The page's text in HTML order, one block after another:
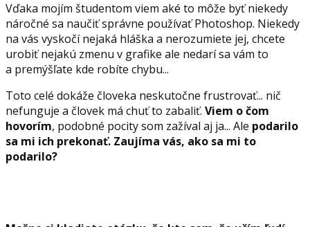
Vďaka mojím študentom viem aké to môže byť niekedy
náročné sa naučiť správne používať Photoshop. Niekedy
na vás vyskočí nejaká hláška a nerozumiete jej, chcete
urobiť nejakú zmenu v grafike ale nedarí sa vám to
a premýšľate kde robíte chybu...
Toto celé dokáže človeka neskutočne frustrovať... nič
nefunguje a človek má chuť to zabaliť. Viem o čom
hovorím, podobné pocity som zažíval aj ja... Ale podarilo
sa mi ich prekonať. Zaujíma vás, ako sa mi to
podarilo?